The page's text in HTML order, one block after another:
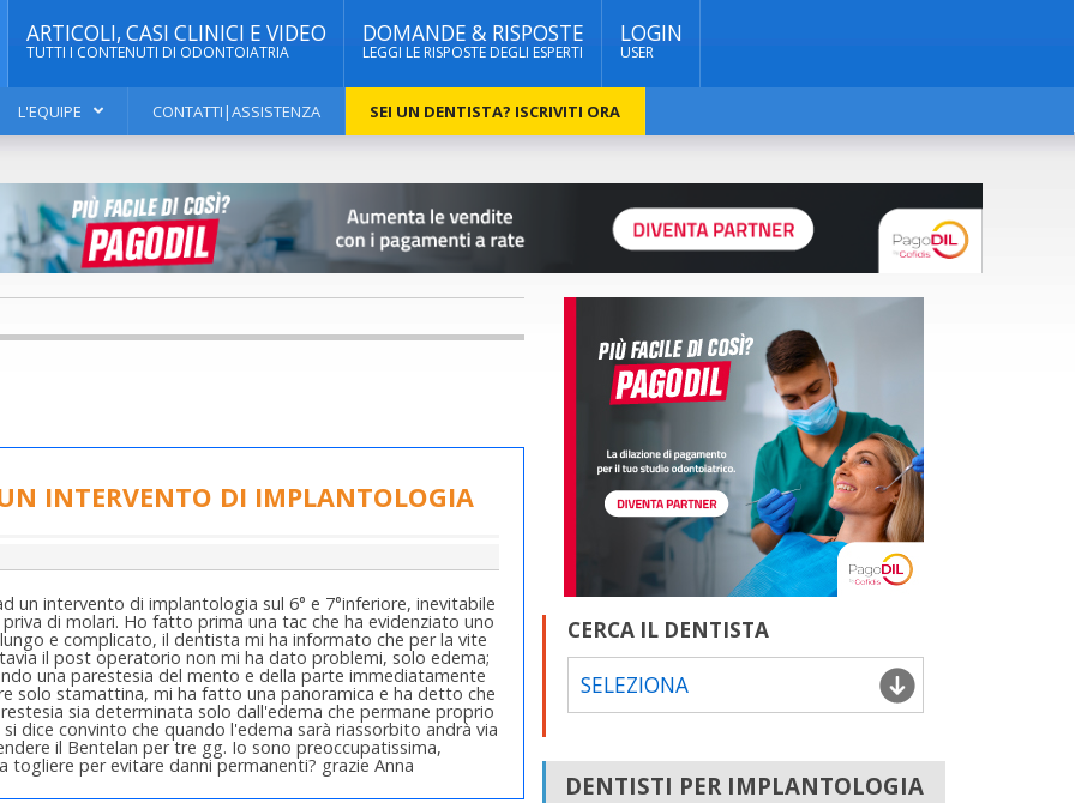
ARTICOLI, CASI CLINICI E VIDEO
TUTTI I CONTENUTI DI ODONTOIATRIA
DOMANDE & RISPOSTE
LEGGI LE RISPOSTE DEGLI ESPERTI
LOGIN
USER
L'EQUIPE CONTATTI|ASSISTENZA SEI UN DENTISTA? ISCRIVITI ORA
INTERVENTO DI IMPLANTOLOGIA
intervento di implantologia sul 6° e 7°inferiore, inevitabile
di molari. Ho fatto prima una tac che ha evidenziato uno
e complicato, il dentista mi ha informato che per la vite
il post operatorio non mi ha dato problemi, solo edema;
una parestesia del mento e della parte immediatamente
solo stamattina, mi ha fatto una panoramica e ha detto che
sia determinata solo dall'edema che permane proprio
dice convinto che quando l'edema sarà riassorbito andrà via
il Bentelan per tre gg. Io sono preoccupatissima,
per evitare danni permanenti? grazie Anna
CERCA IL DENTISTA
SELEZIONA
DENTISTI PER IMPLANTOLOGIA